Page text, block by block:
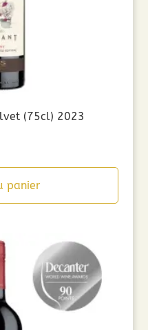
(75cl) 2023
panier